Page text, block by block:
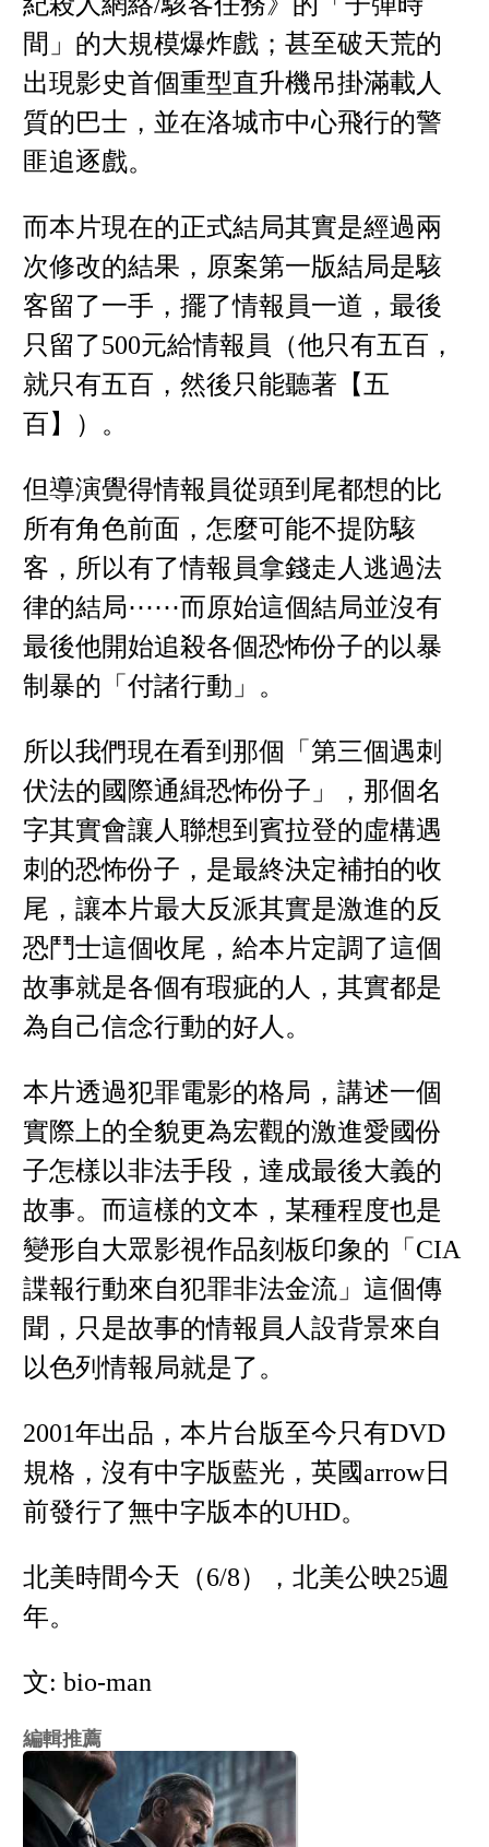
間」的大規模爆炸戲；甚至破天荒的
出現影史首個重型直升機吊掛滿載人
質的巴士，並在洛城市中心飛行的警
匪追逐戲。
而本片現在的正式結局其實是經過兩
次修改的結果，原案第一版結局是駭
客留了一手，擺了情報員一道，最後
只留了500元給情報員（他只有五百，
就只有五百，然後只能聽著【五
百】）。
但導演覺得情報員從頭到尾都想的比
所有角色前面，怎麼可能不提防駭
客，所以有了情報員拿錢走人逃過法
律的結局⋯⋯而原始這個結局並沒有
最後他開始追殺各個恐怖份子的以暴
制暴的「付諸行動」。
所以我們現在看到那個「第三個遇刺
伏法的國際通緝恐怖份子」，那個名
字其實會讓人聯想到賓拉登的虛構遇
刺的恐怖份子，是最終決定補拍的收
尾，讓本片最大反派其實是激進的反
恐鬥士這個收尾，給本片定調了這個
故事就是各個有瑕疵的人，其實都是
為自己信念行動的好人。
本片透過犯罪電影的格局，講述一個
實際上的全貌更為宏觀的激進愛國份
子怎樣以非法手段，達成最後大義的
故事。而這樣的文本，某種程度也是
變形自大眾影視作品刻板印象的「CIA
諜報行動來自犯罪非法金流」這個傳
聞，只是故事的情報員人設背景來自
以色列情報局就是了。
2001年出品，本片台版至今只有DVD
規格，沒有中字版藍光，英國arrow日
前發行了無中字版本的UHD。
北美時間今天（6/8），北美公映25週
年。
文: bio-man
編輯推薦